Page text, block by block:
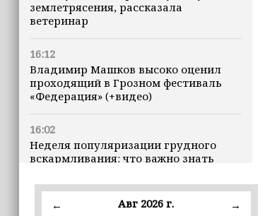
землетрясения, рассказала
ветеринар
16:12
Владимир Машков высоко оценил
проходящий в Грозном фестиваль
«Федерация» (+видео)
16:02
Неделя популяризации грудного
вскармливания: что важно знать
15:39← Авг 2026 г.
→